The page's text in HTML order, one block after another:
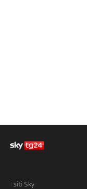
I siti Sky: